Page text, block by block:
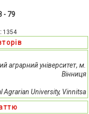
- 79
1354
аграрний університет, м.
Вінниця
Agrarian University, Vinnitsa